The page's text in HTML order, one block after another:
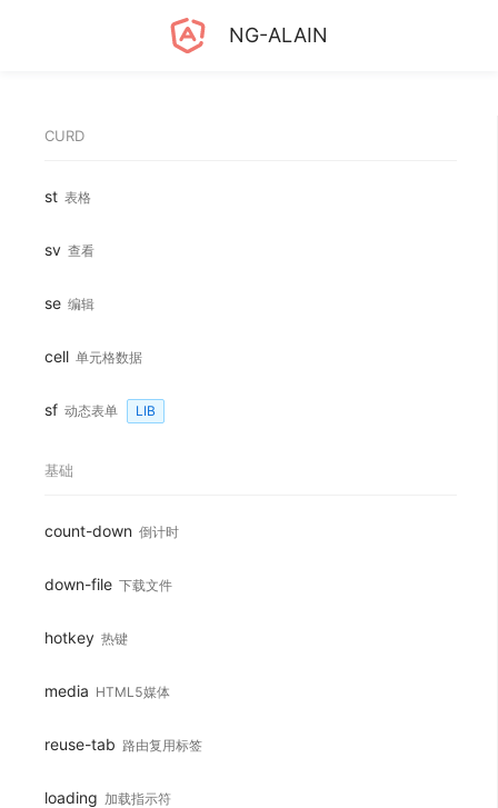
NG-ALAIN
CURD
st 表格
sv 查看
se 编辑
cell 单元格数据
sf 动态表单 LIB
基础
count-down 倒计时
down-file 下载文件
hotkey 热键
media HTML5媒体
reuse-tab 路由复用标签
loading 加载指示符